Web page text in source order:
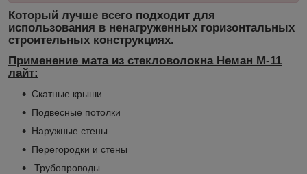
Который лучше всего подходит для
использования в ненагруженных горизонтальных
строительных конструкциях.
Применение мата из стекловолокна Неман М-11
лайт:
Скатные крыши
Подвесные потолки
Наружные стены
Перегородки и стены
Трубопроводы